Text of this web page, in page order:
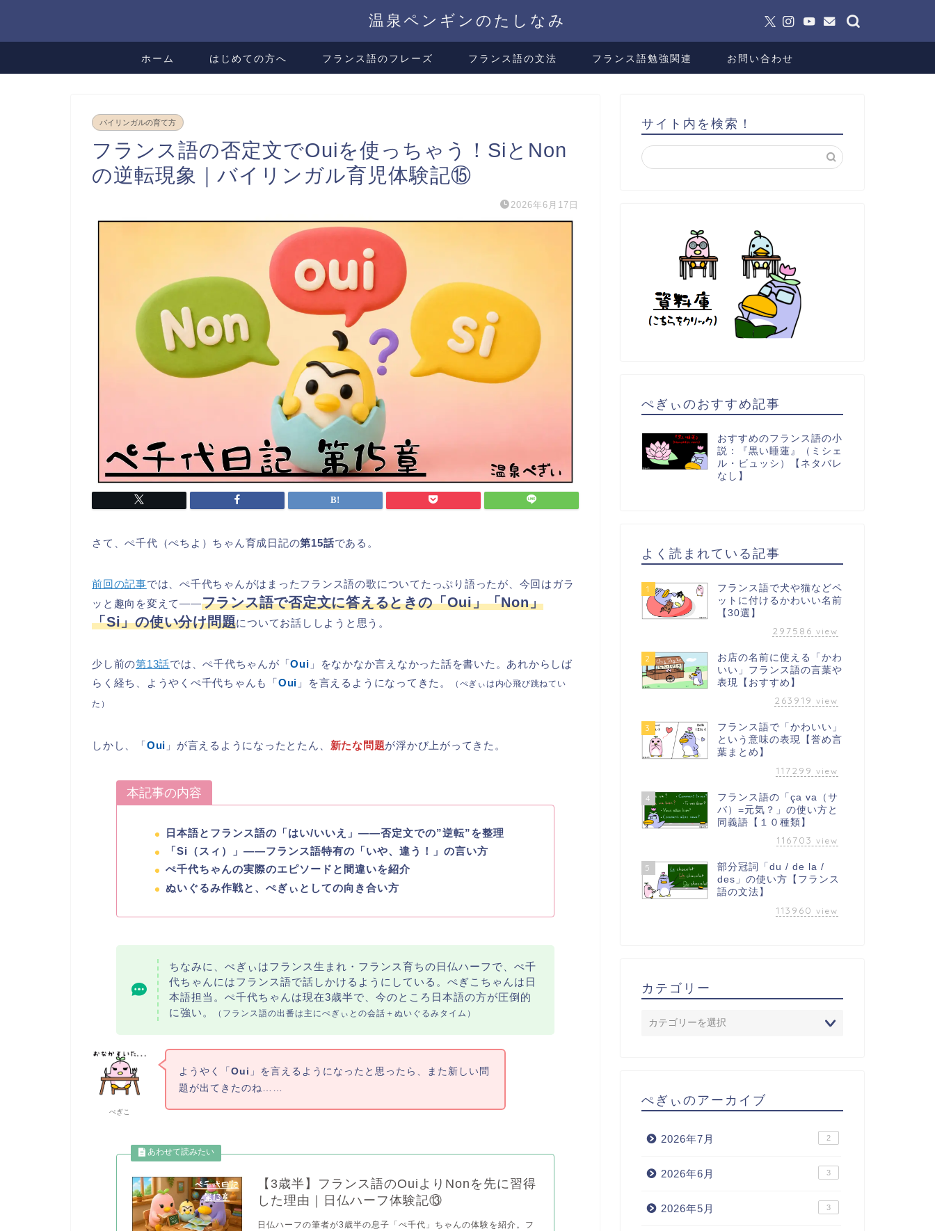
温泉ペンギンのたしなみ
ホーム はじめての方へ フランス語のフレーズ フランス語の文法 フランス語勉強関連 お問い合わせ
バイリンガルの育て方
フランス語の否定文でOuiを使っちゃう！SiとNon
の逆転現象｜バイリンガル育児体験記⑮
2026年6月17日
さて、ぺ千代（ぺちよ）ちゃん育成日記の第15話である。
前回の記事では、ぺ千代ちゃんがはまったフランス語の歌についてたっぷり語ったが、今回はガラ
ッと趣向を変えて――フランス語で否定文に答えるときの「Oui」「Non」
「Si」の使い分け問題についてお話ししようと思う。
少し前の第13話では、ぺ千代ちゃんが「Oui 」をなかなか言えなかった話を書いた。あれからしば
らく経ち、ようやくぺ千代ちゃんも「Oui 」を言えるようになってきた。 （ぺぎぃは内心飛び跳ねてい
た）
しかし、「Oui 」が言えるようになったとたん、 新たな問題が浮かび上がってきた。
本記事の内容
日本語とフランス語の「はい/いいえ」――否定文での”逆転”を整理
「Si（スィ）」――フランス語特有の「いや、違う！」の言い方
ぺ千代ちゃんの実際のエピソードと間違いを紹介
ぬいぐるみ作戦と、ぺぎぃとしての向き合い方
ちなみに、ぺぎぃはフランス生まれ・フランス育ちの日仏ハーフで、ぺ千
代ちゃんにはフランス語で話しかけるようにしている。ぺぎこちゃんは日
本語担当。ぺ千代ちゃんは現在3歳半で、今のところ日本語の方が圧倒的
に強い。
（フランス語の出番は主にぺぎぃとの会話＋ぬいぐるみタイム）
ぺぎこ
ようやく「Oui 」を言えるようになったと思ったら、また新しい問
題が出てきたのね……
【3歳半】フランス語のOuiよりNonを先に習得
した理由｜日仏ハーフ体験記⑬
日仏ハーフの筆者が3歳半の息子「ぺ千代」ちゃんの体験を紹介。フ
サイト内を検索！
ぺぎぃのおすすめ記事
おすすめのフランス語の小
説：『黒い睡蓮』（ミシェ
ル・ビュッシ）【ネタバレ
なし】
よく読まれている記事
1
フランス語で犬や猫などペ
ットに付けるかわいい名前
【30選】
297586 view
2
お店の名前に使える「かわ
いい」フランス語の言葉や
表現【おすすめ】
263919 view
3
フランス語で「かわいい」
という意味の表現【誉め言
葉まとめ】
117299 view
4
フランス語の「ça va（サ
バ）=元気？」の使い方と
同義語【１０種類】
116703 view
5
部分冠詞「du / de la /
des」の使い方【フランス
語の文法】
113960 view
カテゴリー
ぺぎぃのアーカイブ
2026年7月 2
2026年6月 3
2026年5月 3